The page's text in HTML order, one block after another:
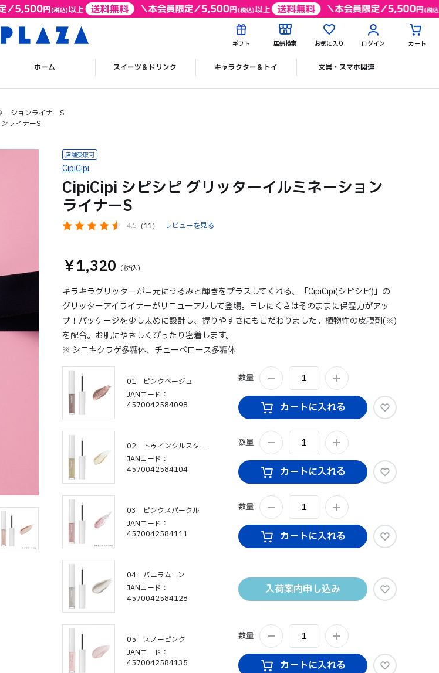
ギフト 店舗検索 お気に入り ログイン カート
ホーム スイーツ＆ドリンク キャラクター＆トイ 文具・スマホ関連
ションライナーS
ライナーS
CipiCipi
CipiCipi シピシピ グリッターイルミネーション
ライナーS
4.5 （11） レビューを見る
￥1,320
キラキラグリッターが目元にうるみと輝きをプラスしてくれる、「CipiCipi(シピシピ)」の
グリッターアイライナーがリニューアルして登場。ヨレにくさはそのままに保湿力がアッ
プ！パッケージを少し太めに設計し、握りやすさにもこだわりました。植物性の皮膜剤(※)
を配合。お肌にやさしくぴったり密着します。
※ シロキクラゲ多糖体、チューベロース多糖体
01 ピンクベージュ
JANコード
4570042584098
数量
カートに入れる
02 トゥインクルスター
JANコード
4570042584104
数量
カートに入れる
03 ピンクスパークル
JANコード
4570042584111
数量
カートに入れる
04 バニラムーン
JANコード
4570042584128
入荷案内申し込み
05 スノーピンク
JANコード
4570042584135
数量
カートに入れる